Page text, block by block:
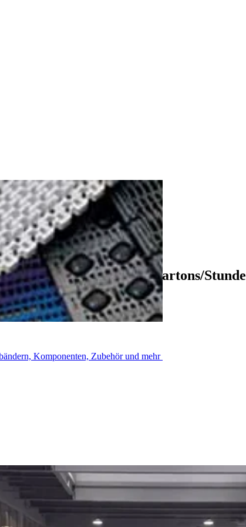
Komponenten, Zubehör und mehr
Effizienz von 20.000 Kartons/Stunde